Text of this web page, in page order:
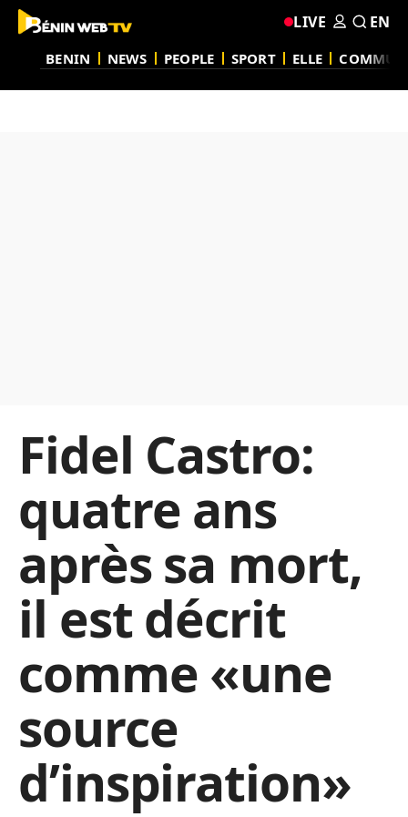
BENIN NEWS PEOPLE SPORT ELLE
LIVE EN
Fidel Castro:
quatre ans
après sa mort,
il est décrit
comme «une
source
d’inspiration»